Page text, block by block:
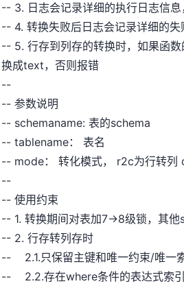
-- 3. 日志会记录详细的执行日志信
-- 4. 转换失败后日志会记录详细的失
-- 5. 行存到列存的转换时，如果函
换成text，否则报错
--
-- 参数说明
-- schemaname: 表的schema
-- tablename： 表名
-- mode： 转化模式， r2c为行转列
--
-- 使用约束
-- 1. 转换期间对表加7->8级锁，其
-- 2. 行存转列存时
-- 2.1.只保留主键和唯一约束/唯一
-- 2.2.存在where条件的表达式索